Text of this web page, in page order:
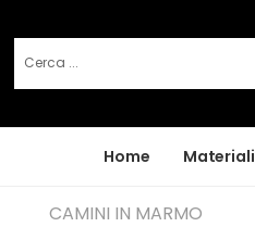
Home Materiali
CAMINI IN MARMO